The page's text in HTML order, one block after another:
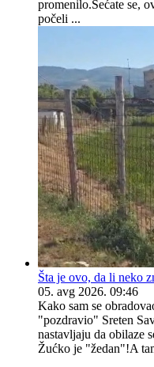
promenilo.Sećate se,
počeli ...
Šta je ovo, da li neko
05. avg 2026. 09:46
Kako sam se
"pozdravio" Sreten
nastavljaju da obilaze
Žućko je "žedan"!A